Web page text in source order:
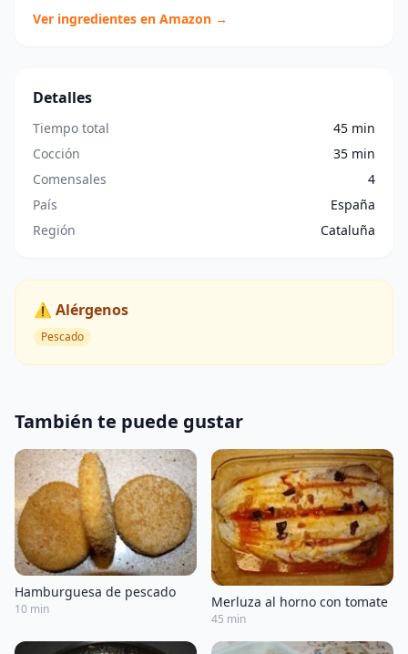
Ver ingredientes en Amazon →
Detalles
Tiempo total
45 min
Cocción
35 min
Comensales
4
País
España
Región
Cataluña
⚠️ Alérgenos
Pescado
También te puede gustar
Hamburguesa de pescado
10 min Merluza al horno con tomate
45 min